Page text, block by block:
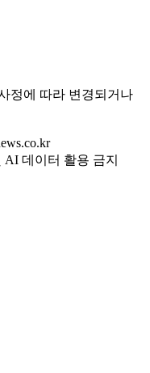
정에 따라 변경되거나
데이터 활용 금지